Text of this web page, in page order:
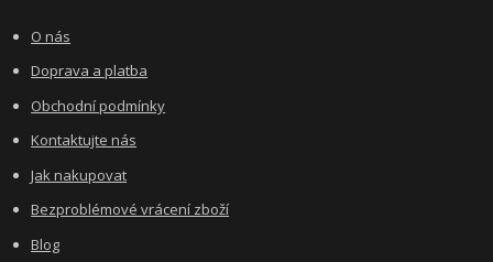
O nás
Doprava a platba
Obchodní podmínky
Kontaktujte nás
Jak nakupovat
Bezproblémové vrácení zboží
Blog